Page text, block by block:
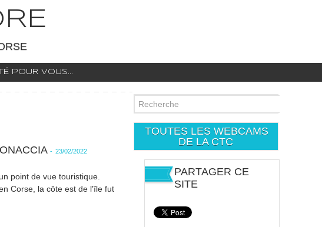
POUR VOUS...
- 23/02/2022
point de vue touristique.
Corse, la côte est de l'île fut
TOUTES LES WEBCAMS
DE LA CTC
PARTAGER CE
SITE